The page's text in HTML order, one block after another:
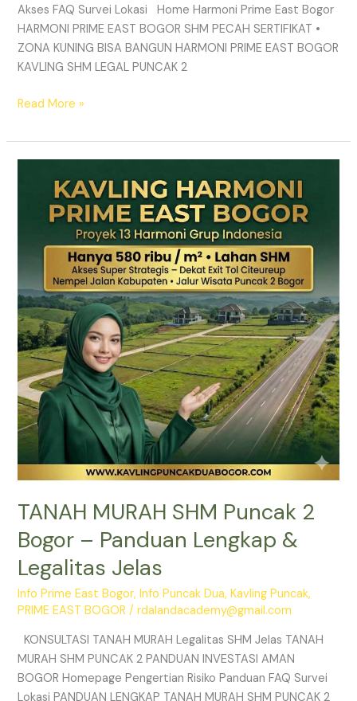
Akses FAQ Survei Lokasi Home Harmoni Prime East Bogor
HARMONI PRIME EAST BOGOR SHM PECAH SERTIFIKAT •
ZONA KUNING BISA BANGUN HARMONI PRIME EAST BOGOR
KAVLING SHM LEGAL PUNCAK 2
Read More »
TANAH MURAH SHM Puncak 2
Bogor – Panduan Lengkap &
Legalitas Jelas
Info Prime East Bogor,Info Puncak Dua,Kavling Puncak,
PRIME EAST BOGOR /rdalandacademy@gmail.com
KONSULTASI TANAH MURAH Legalitas SHM Jelas TANAH
MURAH SHM PUNCAK 2 PANDUAN INVESTASI AMAN
BOGOR Homepage Pengertian Risiko Panduan FAQ Survei
Lokasi PANDUAN LENGKAP TANAH MURAH SHM PUNCAK 2
MURAH
Puncak
Panduan
Lengkap
&
Legalitas
Jelas